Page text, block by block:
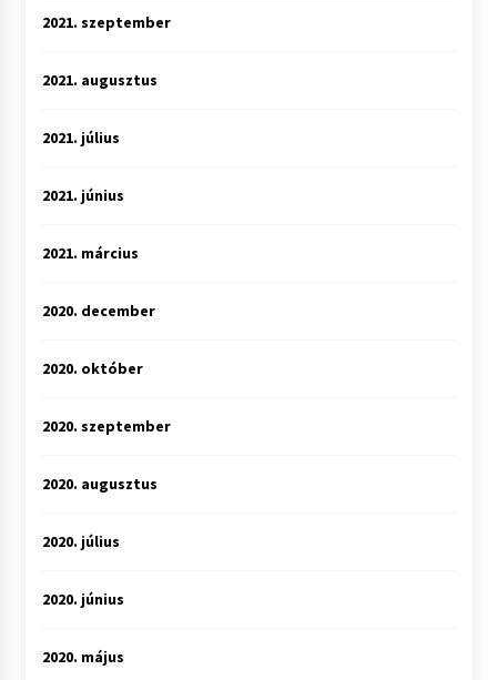
2021. szeptember
2021. augusztus
2021. július
2021. június
2021. március
2020. december
2020. október
2020. szeptember
2020. augusztus
2020. július
2020. június
2020. május